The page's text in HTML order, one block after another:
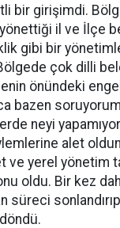
bir girişimdi.
il ve İlçe
gibi bir
çok dilli
önündeki
bazen
neyi
alet
yerel yönetim
oldu. Bir kez
süreci